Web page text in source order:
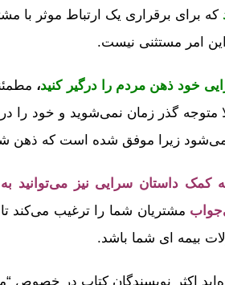
که برای برقراری یک ارتباط موثر با
امر مستثنی نیست.
خود ذهن مردم را درگیر کنید،
متوجه گذر زمان نمی‌شوید و خود
زیرا موفق شده است که ذهن
به کمک داستان سرایی نیز
مشتریان شما را ترغیب می‌کند
بیمه ای شما باشد.
اکثر نویسندگان کتاب در خصوص